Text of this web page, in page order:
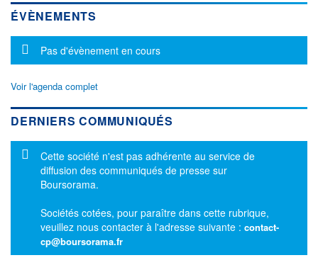
ÉVÈNEMENTS
Message d'information
Pas d'évènement en cours
Voir l'agenda complet
DERNIERS COMMUNIQUÉS
Message d'information
Cette société n'est pas adhérente au service de
diffusion des communiqués de presse sur
Boursorama.
Sociétés cotées, pour paraître dans cette rubrique,
veuillez nous contacter à l'adresse suivante : contact-
cp@boursorama.fr